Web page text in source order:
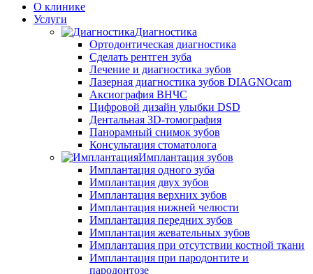
О клинике
Услуги
Диагностика
Ортодонтическая диагностика
Сделать рентген зуба
Лечение и диагностика зубов
Лазерная диагностика зубов DIAGNOcam
Аксиография ВНЧС
Цифровой дизайн улыбки DSD
Дентальная 3D-томография
Панорамный снимок зубов
Консультация стоматолога
Имплантация зубов
Имплантация одного зуба
Имплантация двух зубов
Имплантация верхних зубов
Имплантация нижней челюсти
Имплантация передних зубов
Имплантация жевательных зубов
Имплантация при отсутствии костной ткани
Имплантация при пародонтите и
пародонтозе